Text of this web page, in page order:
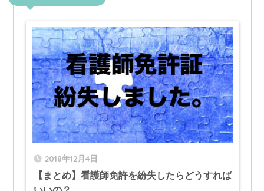
2018年12月4日
【まとめ】看護師免許を紛失したらどうすれば